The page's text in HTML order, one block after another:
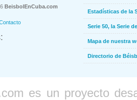
BeisbolEnCuba.com
Estadísticas de la
Serie 50, la Serie
Mapa de nuestra
Directorio de
es un proyecto